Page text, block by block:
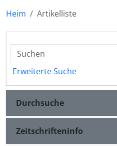
Heim
Artikelliste
Erweiterte Suche
Durchsuche
Zeitschrifteninfo